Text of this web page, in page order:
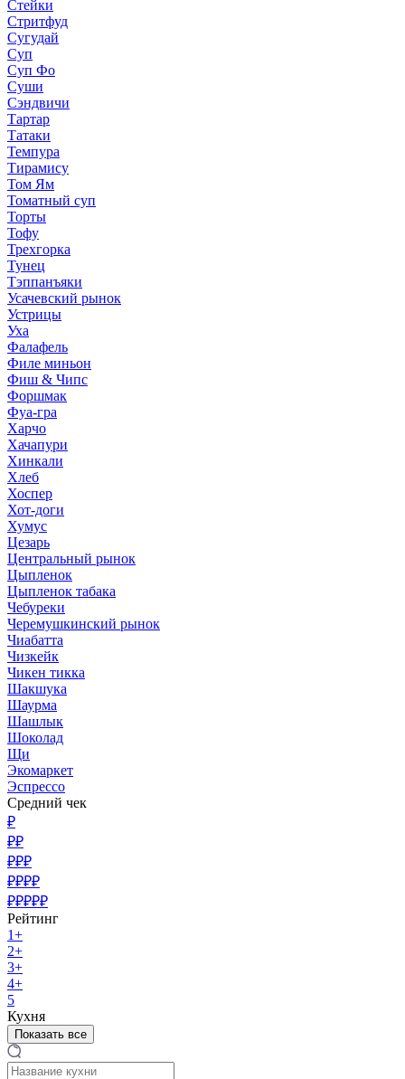
Стейки
Стритфуд
Сугудай
Суп
Суп Фо
Суши
Сэндвичи
Тартар
Татаки
Темпура
Тирамису
Том Ям
Томатный суп
Торты
Тофу
Трехгорка
Тунец
Тэппанъяки
Усачевский рынок
Устрицы
Уха
Фалафель
Филе миньон
Фиш & Чипс
Форшмак
Фуа-гра
Харчо
Хачапури
Хинкали
Хлеб
Хоспер
Хот-доги
Хумус
Цезарь
Центральный рынок
Цыпленок
Цыпленок табака
Чебуреки
Черемушкинский рынок
Чиабатта
Чизкейк
Чикен тикка
Шакшука
Шаурма
Шашлык
Шоколад
Щи
Экомаркет
Эспрессо
Средний чек
₽
₽₽
₽₽₽
₽₽₽₽
₽₽₽₽₽
Рейтинг
1+
2+
3+
4+
5
Кухня
Показать все